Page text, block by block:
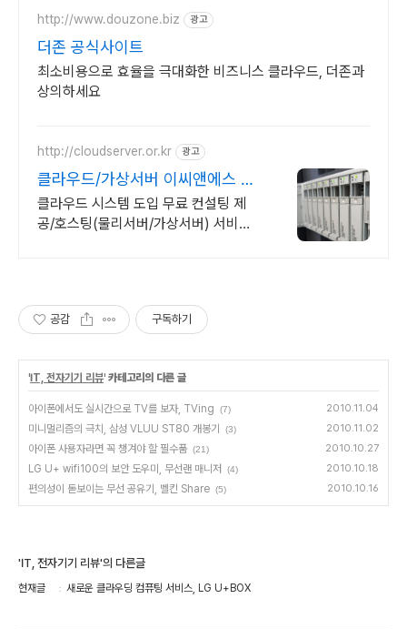
http://www.douzone.biz 광고
더존 공식사이트
최소비용으로 효율을 극대화한 비즈니스 클라우드, 더존과
상의하세요
http://cloudserver.or.kr 광고
클라우드/가상서버 이씨앤에스 무
료 컨설팅 제공
클라우드 시스템 도입 무료 컨설팅 제
공/호스팅(물리서버/가상서버) 서비스
공감 구독하기
'IT, 전자기기 리뷰' 카테고리의 다른 글
아이폰에서도 실시간으로 TV를 보자, TVing (7) 2010.11.04
미니멀리즘의 극치, 삼성 VLUU ST80 개봉기 (3) 2010.11.02
아이폰 사용자라면 꼭 챙겨야 할 필수품 (21) 2010.10.27
LG U+ wifi100의 보안 도우미, 무선랜 매니저 (4) 2010.10.18
편의성이 돋보이는 무선 공유기, 벨킨 Share (5) 2010.10.16
'IT, 전자기기 리뷰'의 다른글
현재글 새로운 클라우딩 컴퓨팅 서비스, LG U+BOX